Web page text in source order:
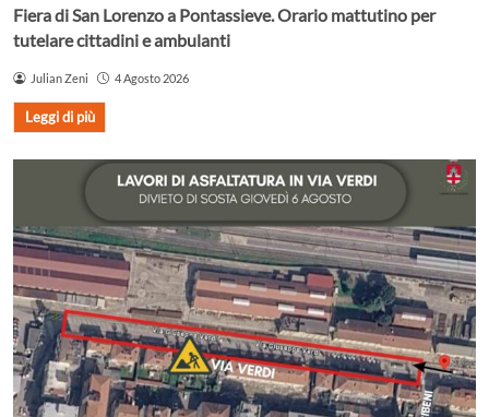
Fiera di San Lorenzo a Pontassieve. Orario mattutino per
tutelare cittadini e ambulanti
Julian Zeni 4 Agosto 2026
Leggi di più